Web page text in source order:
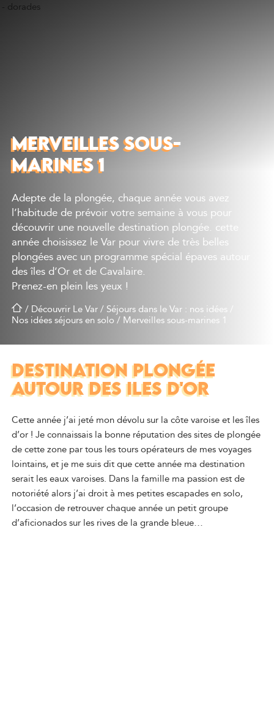
MERVEILLES SOUS-
MARINES 1
Adepte de la plongée, chaque année vous avez
l’habitude de prévoir votre semaine à vous pour
découvrir une nouvelle destination plongée. cette
année choisissez le Var pour vivre de très belles
plongées avec un programme spécial épaves autour
des îles d’Or et de Cavalaire.
Prenez-en plein les yeux !
/ Découvrir Le Var/ Séjours dans le Var : nos idées
Nos idées séjours en solo / Merveilles sous-marines 1
DESTINATION PLONGÉE
AUTOUR DES ILES D'OR
Cette année j’ai jeté mon dévolu sur la côte varoise et les îles
d’or ! Je connaissais la bonne réputation des sites de plongée
de cette zone par tous les tours opérateurs de mes voyages
lointains, et je me suis dit que cette année ma destination
serait les eaux varoises. Dans la famille ma passion est de
notoriété alors j’ai droit à mes petites escapades en solo,
l’occasion de retrouver chaque année un petit groupe
d’aficionados sur les rives de la grande bleue…